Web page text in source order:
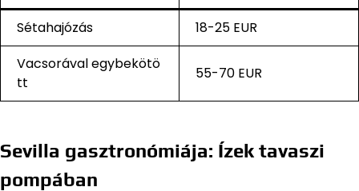
Sétahajózás
18-25 EUR
Vacsorával egybekötö
tt
55-70 EUR
Sevilla gasztronómiája: Ízek tavaszi
pompában